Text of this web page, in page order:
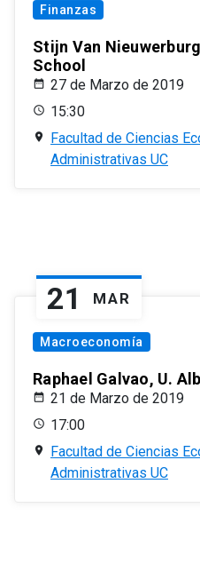
Finanzas
Stijn Van
School
27 de Marzo de 2019
15:30
Facultad de Ciencias
Administrativas UC
21 MAR
Macroeconomía
Raphael Galvao, U.
21 de Marzo de 2019
17:00
Facultad de Ciencias
Administrativas UC